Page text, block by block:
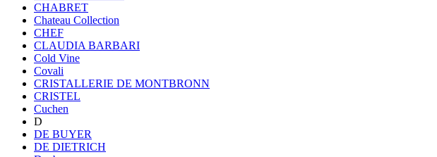
CHABRET
Chateau Collection
CHEF
CLAUDIA BARBARI
Cold Vine
Covali
CRISTALLERIE DE MONTBRONN
CRISTEL
Cuchen
D
DE BUYER
DE DIETRICH